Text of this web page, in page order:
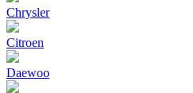
Chrysler
Citroen
Daewoo